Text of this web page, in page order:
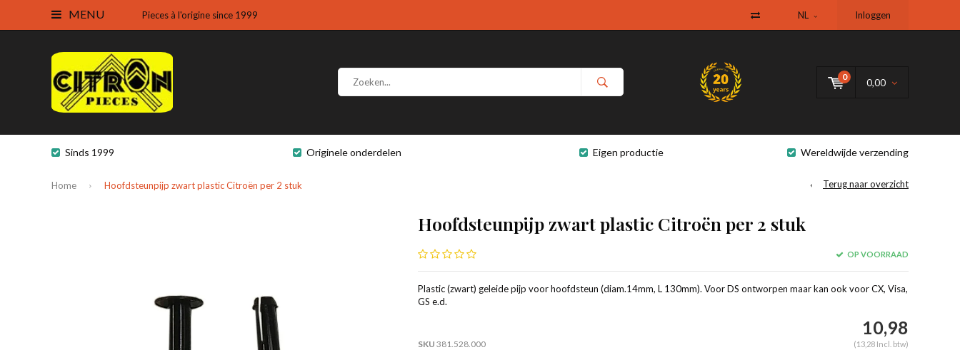
MENU Pieces à l'origine since 1999 NL Inloggen
0
0,00
Sinds 1999 Originele onderdelen Eigen productie Wereldwijde verzending
Home Hoofdsteunpijp zwart plastic Citroën per 2 stuk Terug naar overzicht
Hoofdsteunpijp zwart plastic Citroën per 2 stuk
OP VOORRAAD
Plastic (zwart) geleide pijp voor hoofdsteun (diam.14mm, L 130mm). Voor DS ontworpen maar kan ook voor CX, Visa,
GS e.d.
SKU 381.528.000
10,98
(13,28 Incl. btw)